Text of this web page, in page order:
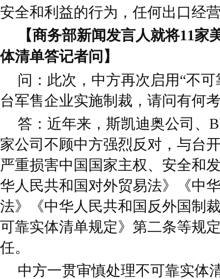
安全和利益的行为，任何出口经
【商务部新闻发言人就将11家
体清单答记者问】
问：此次，中方再次启用“不
台军售企业实施制裁，请问有何
答：近年来，斯凯迪奥公司、
家公司不顾中方强烈反对，与台
严重损害中国国家主权、安全和
华人民共和国对外贸易法》《中
法》《中华人民共和国反外国制
可靠实体清单规定》第二条等规
任。
中方一贯审慎处理不可靠实体